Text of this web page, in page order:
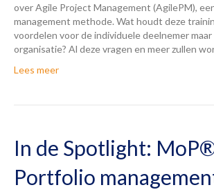
over Agile Project Management (AgilePM),
management methode. Wat houdt deze
voordelen voor de individuele deelnemer
organisatie? Al deze vragen en meer zullen
Lees meer
In de Spotlight:
Portfolio